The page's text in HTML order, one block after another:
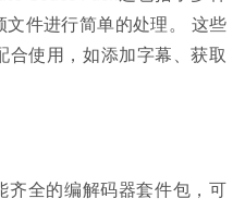
文件进行简单的处理。 这些
合使用，如添加字幕、获取
齐全的编解码器套件包，可